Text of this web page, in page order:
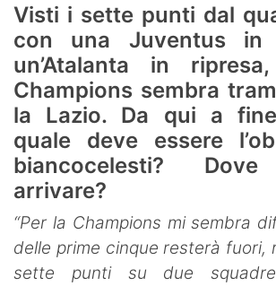
Visti i sette punti dal
con una Juventus in
un’Atalanta in
Champions sembra
la Lazio. Da qui a
quale deve essere
biancocelesti?
arrivare?
“Per la Champions mi sembra
delle prime cinque resterà fuori,
sette punti su due